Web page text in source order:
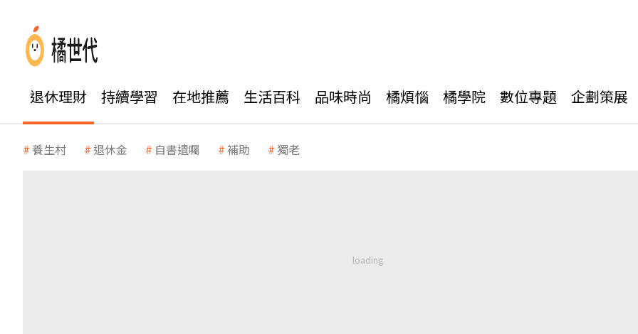
退休理財 持續學習 在地推薦 生活百科 品味時尚 橘煩惱 橘學院 數位專題 企劃策展
養生村 退休金 自書遺囑 補助 獨老